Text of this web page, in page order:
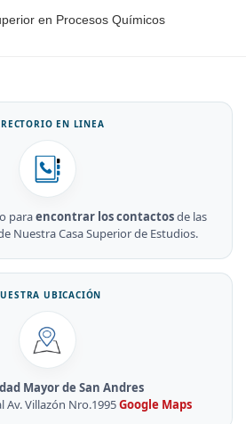
en Procesos Químicos
EN LINEA
paraencontrar los contactosde las
Nuestra Casa Superior de Estudios.
UBICACIÓN
Mayor de San Andres
Villazón Nro.1995Google Maps